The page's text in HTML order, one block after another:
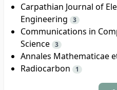
Carpathian Journal of
Engineering
3
Communications in
Science 3
Annales Mathematicae
Radiocarbon 1